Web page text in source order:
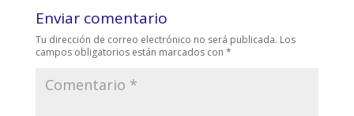
Enviar comentario
Tu dirección de correo electrónico no será publicada. Los
campos obligatorios están marcados con *